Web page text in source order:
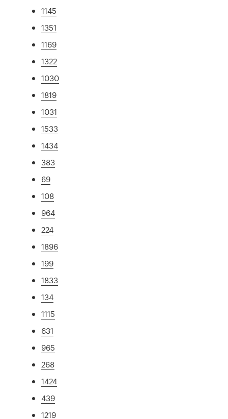
1145
1351
1169
1322
1030
1819
1031
1533
1434
383
69
108
964
224
1896
199
1833
134
1115
631
965
268
1424
439
1219